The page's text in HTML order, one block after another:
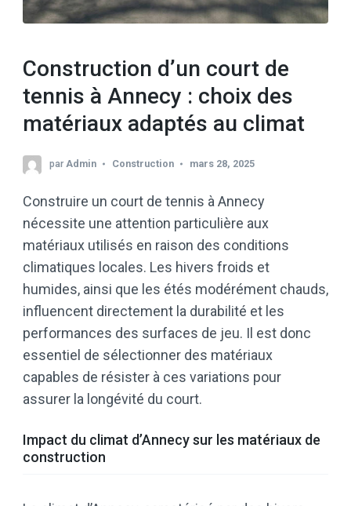
Construction d’un court de
tennis à Annecy : choix des
matériaux adaptés au climat
parAdmin Construction mars 28, 2025
Construire un court de tennis à Annecy
nécessite une attention particulière aux
matériaux utilisés en raison des conditions
climatiques locales. Les hivers froids et
humides, ainsi que les étés modérément chauds,
influencent directement la durabilité et les
performances des surfaces de jeu. Il est donc
essentiel de sélectionner des matériaux
capables de résister à ces variations pour
assurer la longévité du court.​
Impact du climat d’Annecy sur les matériaux de
construction